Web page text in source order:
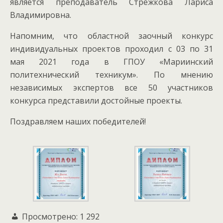
Владимировна.
Напомним, что областной заочный конкурс
индивидуальных проектов проходил с 03 по 31
мая 2021 года в ГПОУ «Мариинский
политехнический техникум». По мнению
независимых экспертов все 50 участников
конкурса представили достойные проекты.
Поздравляем наших победителей!
Просмотрено: 1 292